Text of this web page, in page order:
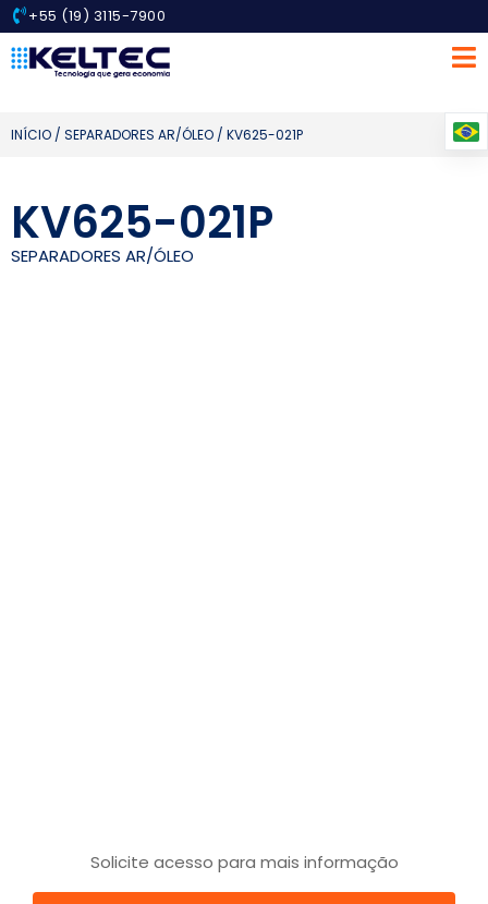
+55 (19) 3115-7900
INÍCIO / SEPARADORES AR/ÓLEO / KV625-021P
KV625-021P
SEPARADORES AR/ÓLEO
Solicite acesso para mais informação